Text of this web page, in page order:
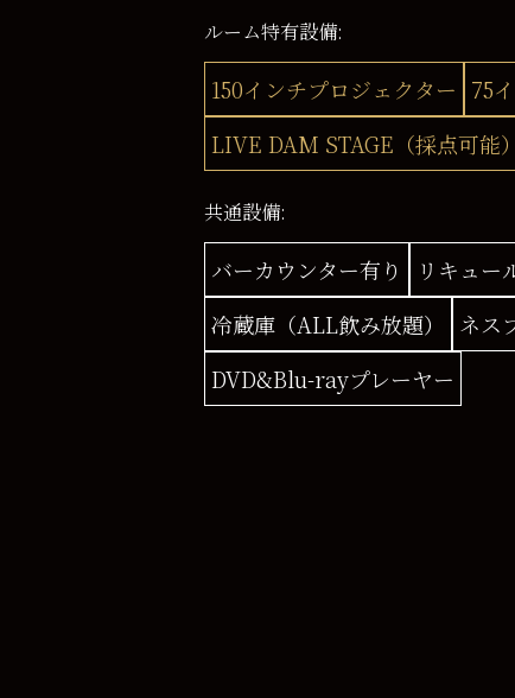
ルーム特有設備:
150インチプロジェクター 75
LIVE DAM STAGE（採点可能）
共通設備:
バーカウンター有り
リキュー
冷蔵庫（ALL飲み放題）
ネス
DVD&Blu-rayプレーヤー